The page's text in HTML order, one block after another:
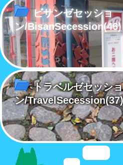
ビサンゼセッショ
ン/BisanSecession(46)
トラベルゼセッショ
ン/TravelSecession(37)